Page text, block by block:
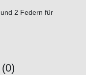
2 Federn für
(0)